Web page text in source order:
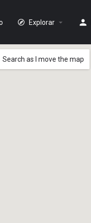
Explorar
Search as I move the map